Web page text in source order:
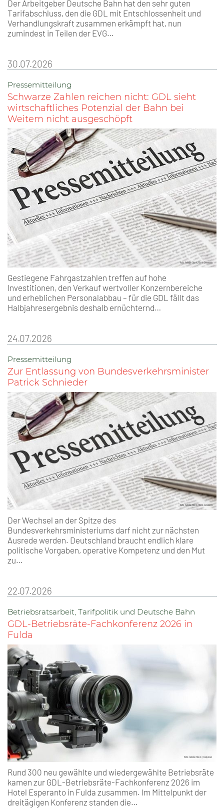
Der Arbeitgeber Deutsche Bahn hat den sehr guten
Tarifabschluss, den die GDL mit Entschlossenheit und
Verhandlungskraft zusammen erkämpft hat, nun
zumindest in Teilen der EVG…
30.07.2026
Pressemitteilung
Schwarze Zahlen reichen nicht: GDL sieht
wirtschaftliches Potenzial der Bahn bei
Weitem nicht ausgeschöpft
Gestiegene Fahrgastzahlen treffen auf hohe
Investitionen, den Verkauf wertvoller Konzernbereiche
und erheblichen Personalabbau – für die GDL fällt das
Halbjahresergebnis deshalb ernüchternd…
24.07.2026
Pressemitteilung
Zur Entlassung von Bundesverkehrsminister
Patrick Schnieder
Der Wechsel an der Spitze des
Bundesverkehrsministeriums darf nicht zur nächsten
Ausrede werden. Deutschland braucht endlich klare
politische Vorgaben, operative Kompetenz und den Mut
zu…
22.07.2026
Betriebsratsarbeit, Tarifpolitik und Deutsche Bahn
GDL-Betriebsräte-Fachkonferenz 2026 in
Fulda
Rund 300 neu gewählte und wiedergewählte Betriebsräte
kamen zur GDL-Betriebsräte-Fachkonferenz 2026 im
Hotel Esperanto in Fulda zusammen. Im Mittelpunkt der
dreitägigen Konferenz standen die…